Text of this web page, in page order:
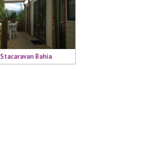
Stacaravan Bahia